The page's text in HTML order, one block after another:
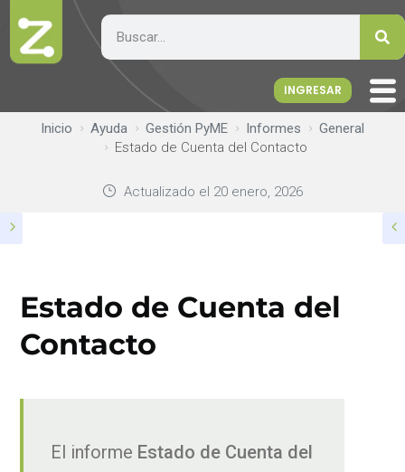
INGRESAR
Inicio Ayuda Gestión PyME Informes
General
Estado de Cuenta del Contacto
Actualizado el 20 enero, 2026
Estado de Cuenta del
Contacto
El informe Estado de Cuenta del